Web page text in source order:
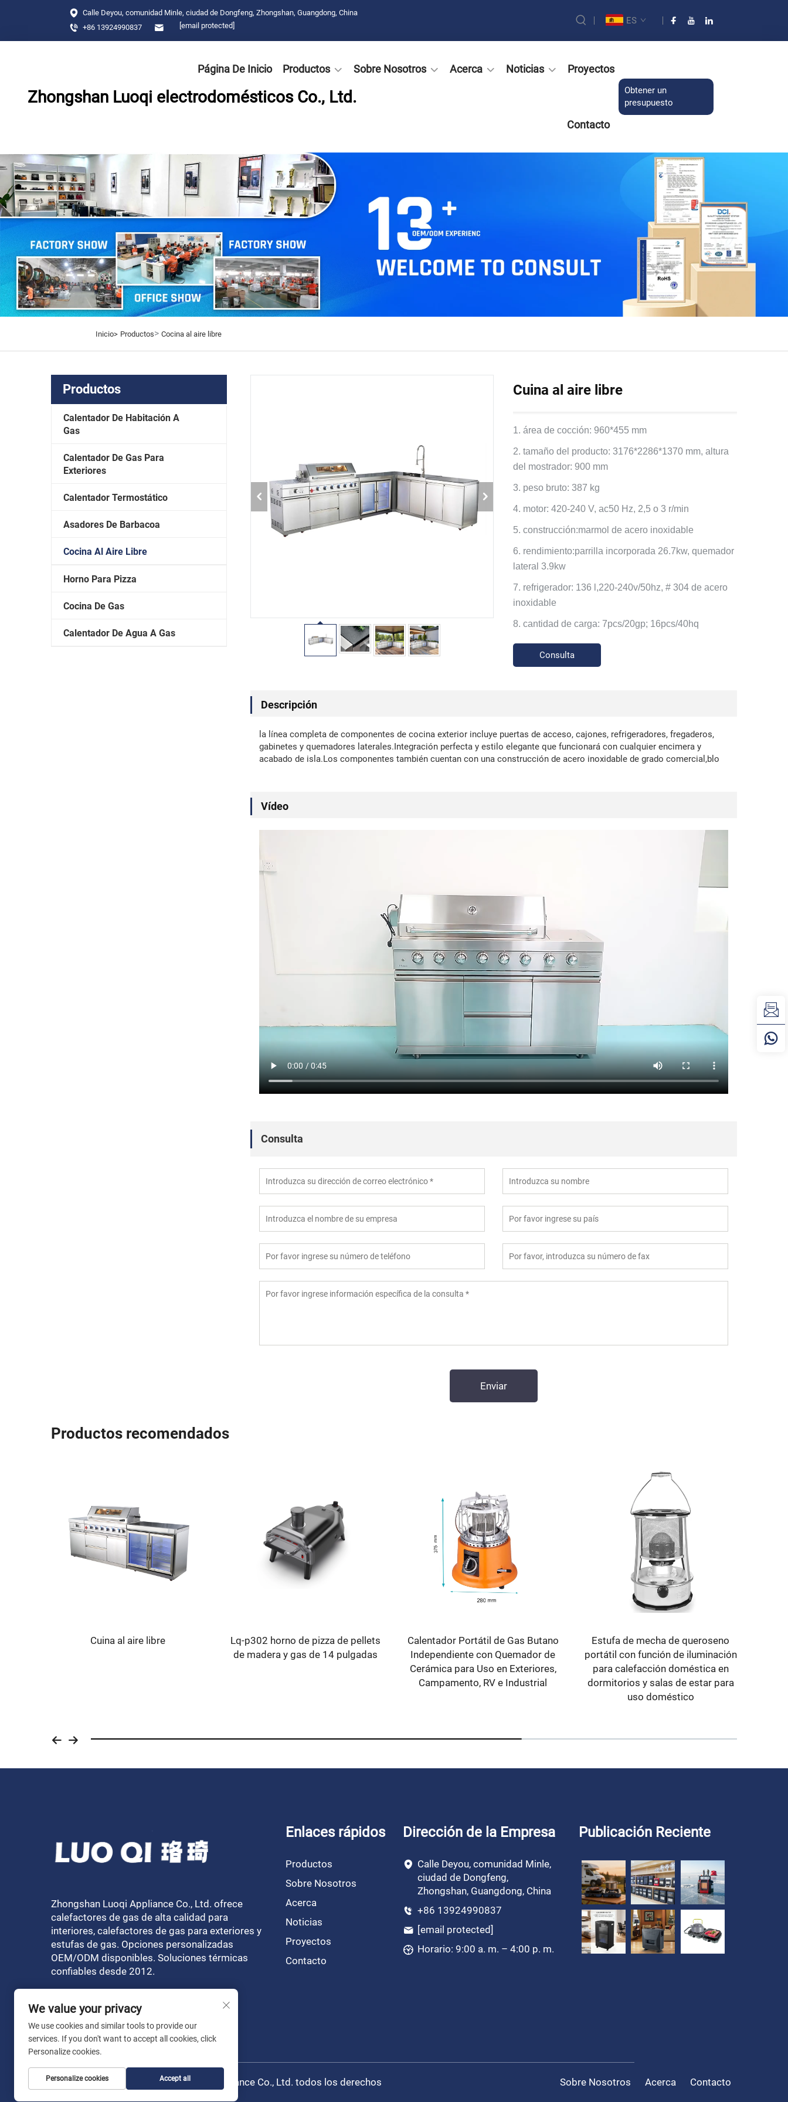
Calle Deyou, comunidad Minle, ciudad de Dongfeng, Zhongshan, Guangdong, China
+86 13924990837
[email protected] ES
Zhongshan Luoqi electrodomésticos Co., Ltd.
Página De Inicio Productos Sobre Nosotros Acerca Noticias Proyectos
Contacto
Obtener un
presupuesto
Inicio> Productos> Cocina al aire libre
Productos
Calentador De Habitación A
Gas
Calentador De Gas Para
Exteriores
Calentador Termostático
Asadores De Barbacoa
Cocina Al Aire Libre
Horno Para Pizza
Cocina De Gas
Calentador De Agua A Gas
Cuina al aire libre
1. área de cocción: 960*455 mm
2. tamaño del producto: 3176*2286*1370 mm, altura
del mostrador: 900 mm
3. peso bruto: 387 kg
4. motor: 420-240 V, ac50 Hz, 2,5 o 3 r/min
5. construcción:marmol de acero inoxidable
6. rendimiento:parrilla incorporada 26.7kw, quemador
lateral 3.9kw
7. refrigerador: 136 l,220-240v/50hz, # 304 de acero
inoxidable
8. cantidad de carga: 7pcs/20gp; 16pcs/40hq
Consulta
Descripción
la línea completa de componentes de cocina exterior incluye puertas de acceso, cajones, refrigeradores, fregaderos,
gabinetes y quemadores laterales.Integración perfecta y estilo elegante que funcionará con cualquier encimera y
acabado de isla.Los componentes también cuentan con una construcción de acero inoxidable de grado comercial,blo
Vídeo
Consulta
Productos recomendados
Cuina al aire libre
Lq-p302 horno de pizza de pellets
de madera y gas de 14 pulgadas
Calentador Portátil de Gas Butano
Independiente con Quemador de
Cerámica para Uso en Exteriores,
Campamento, RV e Industrial
Estufa de mecha de queroseno
portátil con función de iluminación
para calefacción doméstica en
dormitorios y salas de estar para
uso doméstico
Zhongshan Luoqi Appliance Co., Ltd. ofrece
calefactores de gas de alta calidad para
interiores, calefactores de gas para exteriores y
estufas de gas. Opciones personalizadas
OEM/ODM disponibles. Soluciones térmicas
confiables desde 2012.
Enlaces rápidos
Productos
Sobre Nosotros
Acerca
Noticias
Proyectos
Contacto
Dirección de la Empresa
Calle Deyou, comunidad Minle,
ciudad de Dongfeng,
Zhongshan, Guangdong, China
+86 13924990837
[email protected]
Horario: 9:00 a. m. – 4:00 p. m.
Publicación Reciente
Copyright © 2026 Zhongshan Luoqi Appliance Co., Ltd. todos los derechos
Sobre Nosotros Acerca Contacto
We value your privacy
We use cookies and similar tools to provide our
services. If you don't want to accept all cookies, click
Personalize cookies.
Personalize cookies Accept all